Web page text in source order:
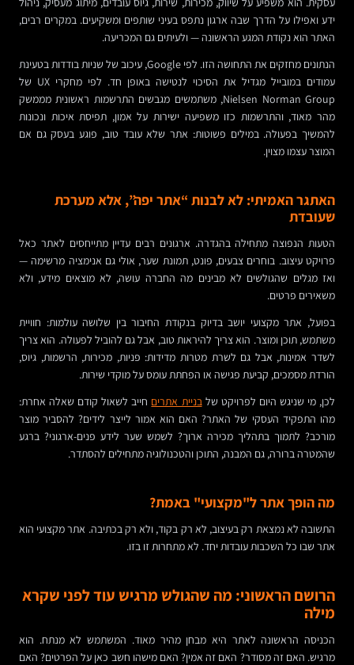
ידע ואפילו על הדרך שבה ארגון נתפס בעיני שותפים ומשקיעים. במקרים רבים,
האתר הוא נקודת המגע הראשונה — ולעיתים גם המכריעה.
הנתונים מחזקים את התחושה הזו. לפי Google, עיכוב של שניות בודדות בטעינת
עמודים במובייל מגדיל את הסיכוי לנטישה באופן חד. לפי מחקרי UX של
Nielsen Norman Group, משתמשים מגבשים התרשמות ראשונית מממשק
מהר מאוד, והתרשמות כזו משפיעה ישירות על אמון, תפיסת איכות ונכונות
להמשיך בפעולה. במילים פשוטות: אתר שלא עובד טוב, פוגע בעסק גם אם
המוצר עצמו מצוין.
האתגר האמיתי: לא לבנות “אתר יפה”, אלא מערכת
שעובדת
הטעות הנפוצה מתחילה בהגדרה. ארגונים רבים עדיין מתייחסים לאתר כאל
פרויקט עיצוב. בוחרים צבעים, פונט, תמונת שער, אולי גם אנימציה מרשימה —
ואז מגלים שהגולשים לא מבינים מה החברה עושה, לא מוצאים מידע, ולא
משאירים פרטים.
בפועל, אתר מקצועי יושב בדיוק בנקודת החיבור בין שלושה עולמות: חוויית
משתמש, תוכן ומוצר. הוא צריך להיראות טוב, אבל גם להוביל לפעולה. הוא צריך
לשדר אמינות, אבל גם לשרת מטרות מדידות: פניות, מכירות, הרשמות, גיוס,
הורדת מסמכים, קביעת פגישה או הפחתת עומס על מוקדי שירות.
לכן, מי שניגש היום לפרויקט של בניית אתרים חייב לשאול קודם שאלה אחרת:
מהו התפקיד העסקי של האתר? האם הוא אמור לייצר לידים? להסביר מוצר
מורכב? לתמוך בתהליך מכירה ארוך? לשמש שער לידע פנים-ארגוני? ברגע
שהמטרה ברורה, גם המבנה, התוכן והטכנולוגיה מתחילים להסתדר.
מה הופך אתר ל"מקצועי" באמת?
התשובה לא נמצאת רק בעיצוב, לא רק בקוד, ולא רק בכתיבה. אתר מקצועי הוא
אתר שבו כל השכבות עובדות יחד. לא מתחרות זו בזו.
הרושם הראשוני: מה שהגולש מרגיש עוד לפני שקרא
מילה
הכניסה הראשונה לאתר היא מבחן מהיר מאוד. המשתמש לא מנתח. הוא
מרגיש. האם זה מסודר? האם זה אמין? האם מישהו חשב כאן על הפרטים? האם